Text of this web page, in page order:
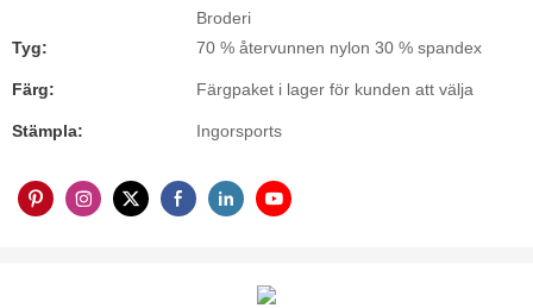
Broderi
Tyg:
70 % återvunnen nylon 30 % spandex
Färg: Färgpaket i lager för kunden att välja
Stämpla: Ingorsports